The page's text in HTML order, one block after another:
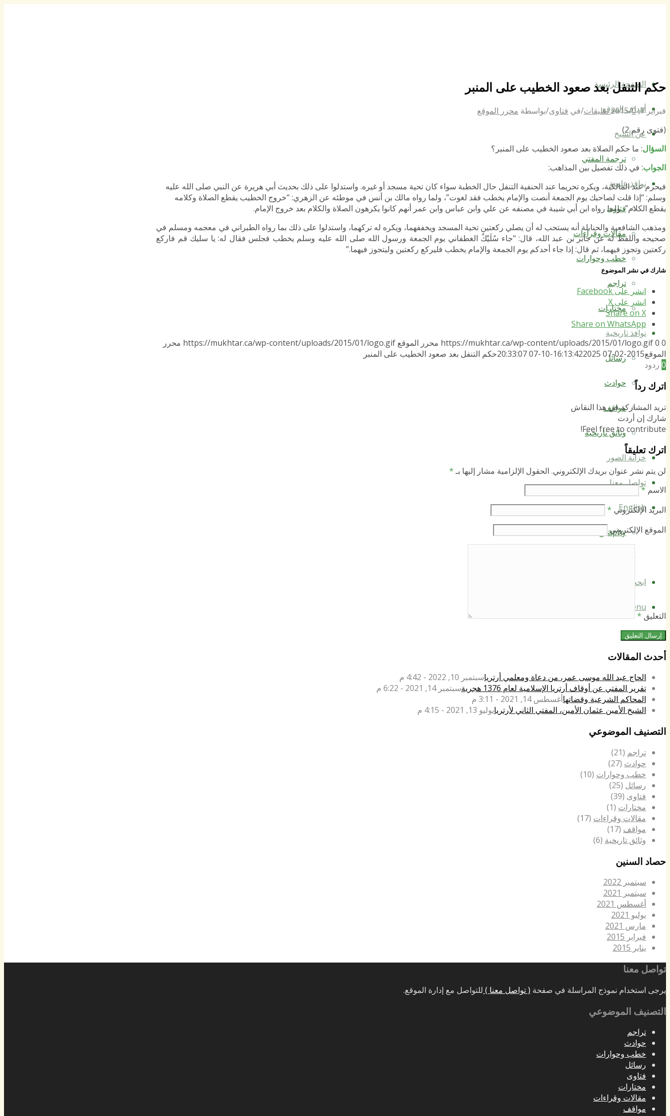
الصفحة الرئيسة
أهداف الموقع
عن الشيخ
ترجمة المفتي
نوافذ علمية
فتاوى
مقالات وقراءات
خطب وحوارات
تراجم
مختارات
نوافذ تاريخية
رسائل
حوادث
مواقف
وثائق تاريخية
خزانة الصور
تواصل معنا
English
Biography
ابحث
Menu
حكم التنفل بعد صعود الخطيب على المنبر
فبراير 7, 2015 /0 تعليقات /في فتاوى/بواسطة محرر الموقع
(فتوى رقم 2)
السؤال: ما حكم الصلاة بعد صعود الخطيب على المنبر؟
الجواب: في ذلك تفصيل بين المذاهب:
فيحرم عند المالكية، ويكره تحريما عند الحنفية التنفل حال الخطبة سواء كان تحية مسجد أو غيره. واستدلوا على ذلك بحديث أبي هريرة عن النبي صلى الله عليه
وسلم: “إذا قلت لصاحبك يوم الجمعة أنصت والإمام يخطب فقد لغوت”، ولما رواه مالك بن أنس في موطئه عن الزهري: “خروج الخطيب يقطع الصلاة وكلامه
يقطع الكلام”، ولما رواه ابن أبي شيبة في مصنفه عن علي وابن عباس وابن عمر أنهم كانوا يكرهون الصلاة والكلام بعد خروج الإمام.
ومذهب الشافعية والحنابلة أنه يستحب له أن يصلي ركعتين تحية المسجد ويخففهما، ويكره له تركهما، واستدلوا على ذلك بما رواه الطبراني في معجمه ومسلم في
صحيحه واللفظ له عن جابر بن عبد الله، قال: “جاء سُلَيْكٌ الغطفاني يوم الجمعة ورسول الله صلى الله عليه وسلم يخطب فجلس فقال له: يا سليك قم فاركع
ركعتين وتجوز فيهما، ثم قال: إذا جاء أحدكم يوم الجمعة والإمام يخطب فليركع ركعتين وليتجوز فيهما.”
شارك في نشر الموضوع
انشر على Facebook
انشر على X
Share on X
Share on WhatsApp
https://mukhtar.ca/wp-content/uploads/2015/01/logo.gif0 0 محرر الموقع https://mukhtar.ca/wp-content/uploads/2015/01/logo.gif محرر
الموقع2015-02-07 16:13:42
2025-10-07 20:33:07
حكم التنفل بعد صعود الخطيب على المنبر
0 ردود
اترك رداً
تريد المشاركة في هذا النقاش
شارك إن أردت
Feel free to contribute!
اترك تعليقاً
لن يتم نشر عنوان بريدك الإلكتروني. الحقول الإلزامية مشار إليها بـ*
الاسم*
البريد الإلكتروني *
الموقع الإلكتروني
التعليق *
أحدث المقالات
الحاج عبد الله موسى عمر، من دعاة ومعلمي أرترياسبتمبر 10, 2022 - 4:42 م
تقرير المفتي عن أوقاف أرتريا الإسلامية لعام 1376 هجرية
سبتمبر 14, 2021 - 6:22 م
المحاكم الشرعية وقضاتهاأغسطس 14, 2021 - 3:11 م
الشيخ الأمين عثمان الأمين، المفتي الثاني لأرتريايوليو 13, 2021 - 4:15 م
التصنيف الموضوعي
تراجم (21)
حوادث (27)
خطب وحوارات (10)
رسائل (25)
فتاوى (39)
مختارات (1)
مقالات وقراءات (17)
مواقف (17)
وثائق تاريخية (6)
حصاد السنين
سبتمبر 2022
سبتمبر 2021
أغسطس 2021
يوليو 2021
مارس 2021
فبراير 2015
يناير 2015
تواصل معنا
يرجى استخدام نموذج المراسلة في صفحة ( تواصل معنا ) للتواصل مع إدارة الموقع.
التصنيف الموضوعي
تراجم
حوادث
خطب وحوارات
رسائل
فتاوى
مختارات
مقالات وقراءات
مواقف